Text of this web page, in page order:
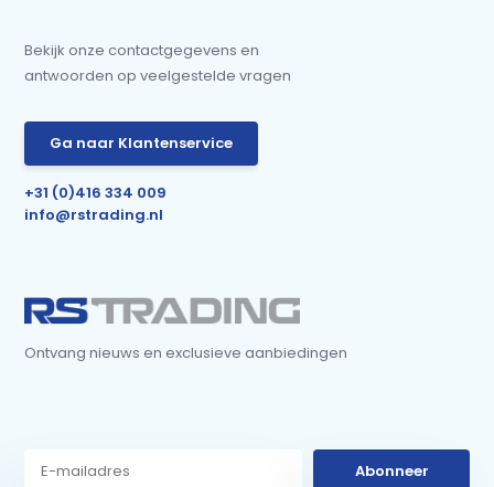
Bekijk onze contactgegevens en
antwoorden op veelgestelde vragen
Ga naar Klantenservice
+31 (0)416 334 009
info@rstrading.nl
Ontvang nieuws en exclusieve aanbiedingen
Abonneer